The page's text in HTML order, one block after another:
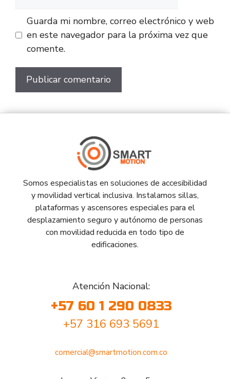
Guarda mi nombre, correo electrónico y web
en este navegador para la próxima vez que
comente.
Somos especialistas en soluciones de accesibilidad
y movilidad vertical inclusiva. Instalamos sillas,
plataformas y ascensores especiales para el
desplazamiento seguro y autónomo de personas
con movilidad reducida en todo tipo de
edificaciones.
Atención Nacional:
+57 60 1 290 0833
+57 316 693 5691
comercial@smartmotion.com.co